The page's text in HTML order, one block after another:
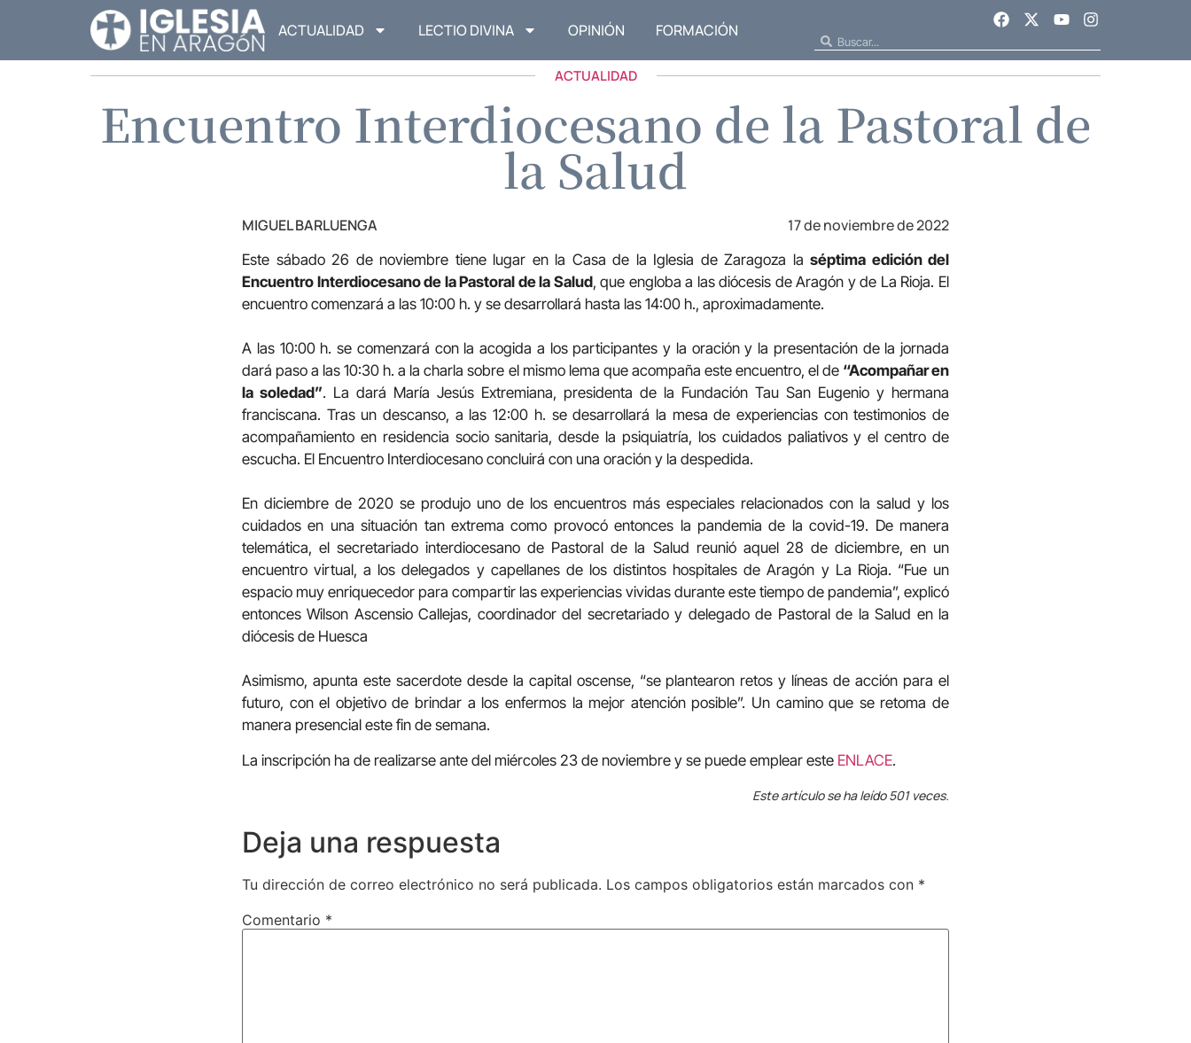
ACTUALIDAD LECTIO DIVINA OPINIÓN FORMACIÓN
ACTUALIDAD
Encuentro Interdiocesano de la Pastoral de
la Salud
MIGUEL BARLUENGA 17 de noviembre de 2022
Este sábado 26 de noviembre tiene lugar en la Casa de la Iglesia de Zaragoza la séptima edición del
Encuentro Interdiocesano de la Pastoral de la Salud, que engloba a las diócesis de Aragón y de La Rioja. El
encuentro comenzará a las 10:00 h. y se desarrollará hasta las 14:00 h., aproximadamente.
A las 10:00 h. se comenzará con la acogida a los participantes y la oración y la presentación de la jornada
dará paso a las 10:30 h. a la charla sobre el mismo lema que acompaña este encuentro, el de “Acompañar en
la soledad”. La dará María Jesús Extremiana, presidenta de la Fundación Tau San Eugenio y hermana
franciscana. Tras un descanso, a las 12:00 h. se desarrollará la mesa de experiencias con testimonios de
acompañamiento en residencia socio sanitaria, desde la psiquiatría, los cuidados paliativos y el centro de
escucha. El Encuentro Interdiocesano concluirá con una oración y la despedida.
En diciembre de 2020 se produjo uno de los encuentros más especiales relacionados con la salud y los
cuidados en una situación tan extrema como provocó entonces la pandemia de la covid-19. De manera
telemática, el secretariado interdiocesano de Pastoral de la Salud reunió aquel 28 de diciembre, en un
encuentro virtual, a los delegados y capellanes de los distintos hospitales de Aragón y La Rioja. “Fue un
espacio muy enriquecedor para compartir las experiencias vividas durante este tiempo de pandemia”, explicó
entonces Wilson Ascensio Callejas, coordinador del secretariado y delegado de Pastoral de la Salud en la
diócesis de Huesca
Asimismo, apunta este sacerdote desde la capital oscense, “se plantearon retos y líneas de acción para el
futuro, con el objetivo de brindar a los enfermos la mejor atención posible”. Un camino que se retoma de
manera presencial este fin de semana.
La inscripción ha de realizarse ante del miércoles 23 de noviembre y se puede emplear este ENLACE.
Este artículo se ha leído 501 veces.
Deja una respuesta
Tu dirección de correo electrónico no será publicada. Los campos obligatorios están marcados con *
Comentario *